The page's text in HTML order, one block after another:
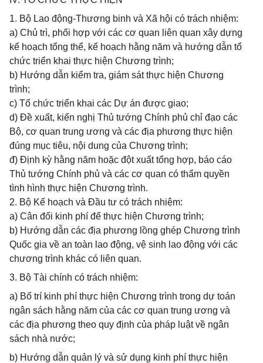
1. Bộ Lao động-Thương binh và Xã hội có trách nhiệm:
a) Chủ trì, phối hợp với các cơ quan liên quan xây dựng
kế hoạch tổng thể, kế hoạch hằng năm và hướng dẫn tổ
chức triển khai thực hiện Chương trình;
b) Hướng dẫn kiểm tra, giám sát thực hiện Chương
trình;
c) Tổ chức triển khai các Dự án được giao;
d) Đề xuất, kiến nghị Thủ tướng Chính phủ chỉ đạo các
Bộ, cơ quan trung ương và các địa phương thực hiện
đúng mục tiêu, nội dung của Chương trình;
đ) Định kỳ hằng năm hoặc đột xuất tổng hợp, báo cáo
Thủ tướng Chính phủ và các cơ quan có thẩm quyền
tình hình thực hiện Chương trình.
2. Bộ Kế hoạch và Đầu tư có trách nhiệm:
a) Cân đối kinh phí để thực hiện Chương trình;
b) Hướng dẫn các địa phương lồng ghép Chương trình
Quốc gia về an toàn lao động, vệ sinh lao động với các
chương trình khác có liên quan.
3. Bộ Tài chính có trách nhiệm:
a) Bố trí kinh phí thực hiện Chương trình trong dự toán
ngân sách hằng năm của các cơ quan trung ương và
các địa phương theo quy định của pháp luật về ngân
sách nhà nước;
b) Hướng dẫn quản lý và sử dụng kinh phí thực hiện